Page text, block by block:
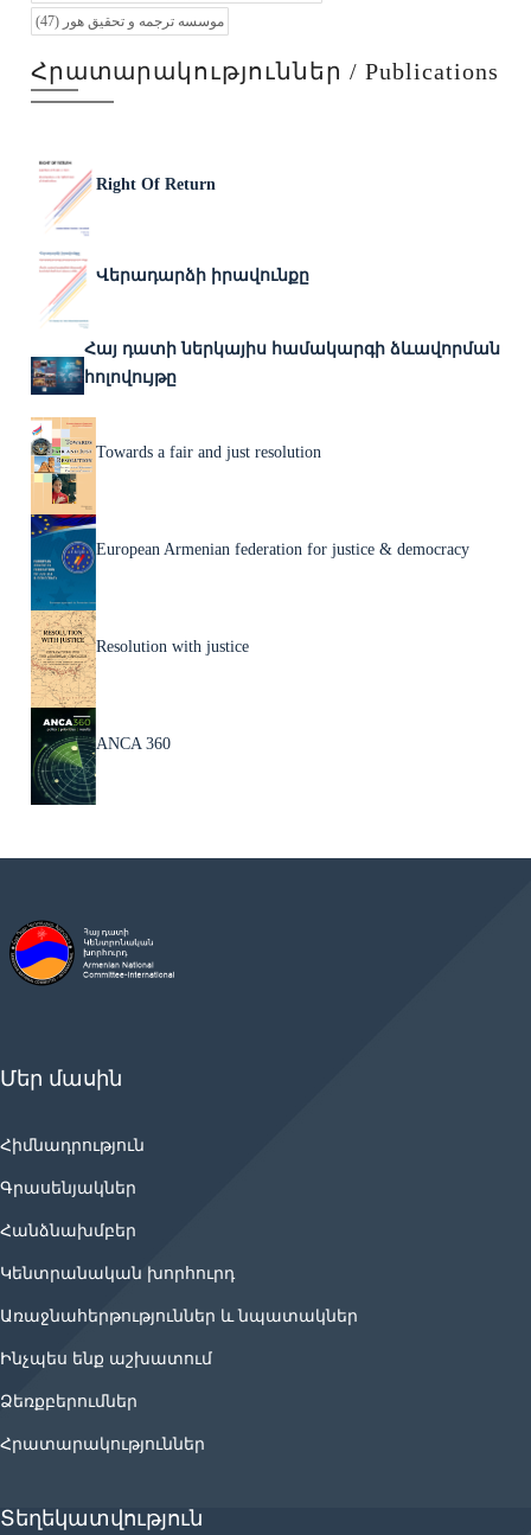
موسسه ترجمه و تحقیق هور (47)
Հրատարակություններ / Publications
Right Of Return
Վերադարձի իրավունքը
Հայ դատի ներկայիս համակարգի ձևավորման
հոլովույթը
Towards a fair and just resolution
European Armenian federation for justice & democracy
Resolution with justice
ANCA 360
Մեր մասին
Հիմնադրություն
Գրասենյակներ
Հանձնախմբեր
Կենտրանական խորհուրդ
Առաջնահերթություններ և նպատակներ
Ինչպես ենք աշխատում
Ձեռքբերումներ
Հրատարակություններ
Տեղեկատվություն